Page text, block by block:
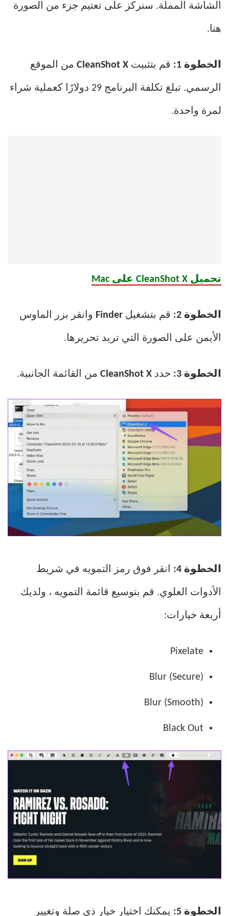
الشاشة المملة. سنركز على تعتيم جزء من الصورة
هنا.
الخطوة 1: قم بتثبيت من الموقع
الرسمي. تبلغ تكلفة البرنامج 29 دولارًا كعملية شراء
لمرة واحدة.
تحميل CleanShot X على Mac
الخطوة 2: قم بتشغيل Finder وانقر بزر الماوس
الأيمن على الصورة التي تريد تحريرها.
الخطوة 3: حدد من القائمة الجانبية.
الخطوة 4: انقر فوق رمز التمويه في شريط
الأدوات العلوي. قم بتوسيع قائمة التمويه ، ولديك
أربعة خيارات:
Pixelate
Blur (Secure)
Blur (Smooth)
Black Out
الخطوة 5: يمكنك اختيار خيار ذي صلة وتغيير